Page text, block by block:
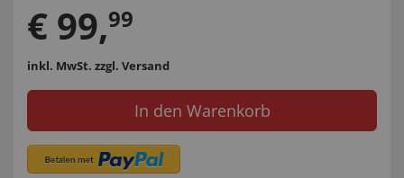
€ 99,99
inkl. MwSt. zzgl. Versand
In den Warenkorb